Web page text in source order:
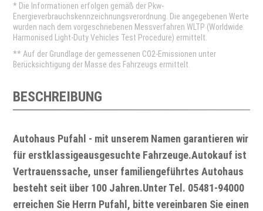
* Die Informationen erfolgen gemäß der Pkw-
Energieverbrauchskennzeichnungsverordnung. Die angegebenen Werte
wurden nach dem vorgeschriebenen Messverfahren WLTP (Worldwide
Harmonised Light-Duty Vehicles Test Procedure) ermittelt.
** Auf der Grundlage der gemessenen CO2-Emissionen unter
Berücksichtigung der Masse des Fahrzeugs ermittelt.
BESCHREIBUNG
Autohaus Pufahl - mit unserem Namen garantieren wir
für erstklassigeausgesuchte Fahrzeuge.Autokauf ist
Vertrauenssache, unser familiengeführtes Autohaus
besteht seit über 100 Jahren.Unter Tel. 05481-94000
erreichen Sie Herrn Pufahl, bitte vereinbaren Sie einen